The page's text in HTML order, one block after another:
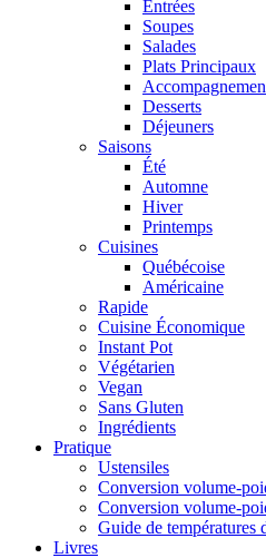
Entrées
Soupes
Salades
Plats Principaux
Desserts
Déjeuners
Saisons
Été
Automne
Hiver
Printemps
Cuisines
Québécoise
Américaine
Rapide
Cuisine Économique
Instant Pot
Végétarien
Vegan
Sans Gluten
Ingrédients
Pratique
Ustensiles
Conversion volume-
Conversion volume-
Guide de températures
Livres